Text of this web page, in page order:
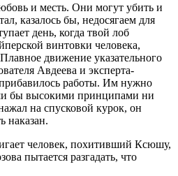
и месть. Они могут убить и
казалось бы, недосягаем для
день, когда твой лоб
винтовки человека,
движение указательного
Авдеева и эксперта-
работы. Им нужно
бы высокими принципами ни
на спусковой курок, он
наказан.
человек, похитивший Ксюшу,
пытается разгадать, что